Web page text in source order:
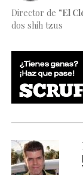
Director de "El
dos shih tzus